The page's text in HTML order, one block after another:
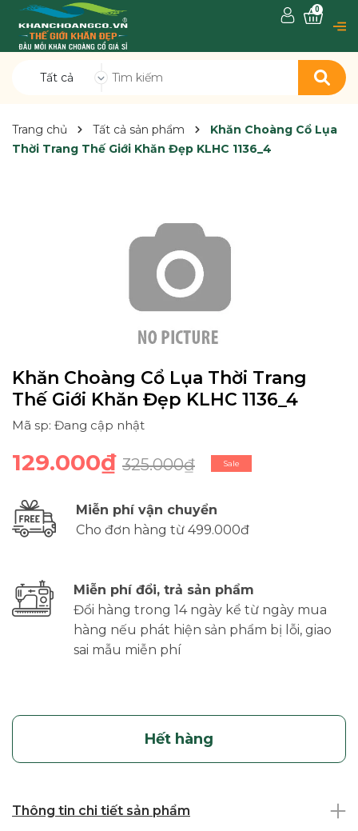
Tất cả
0
Trang chủ Tất cả sản phẩm
Khăn Choàng Cổ Lụa
Thời Trang Thế Giới Khăn Đẹp KLHC 1136_4
Khăn Choàng Cổ Lụa Thời Trang
Thế Giới Khăn Đẹp KLHC 1136_4
Mã sp: Đang cập nhật
129.000₫ 325.000₫ Sale
Miễn phí vận chuyển
Cho đơn hàng từ 499.000đ
Miễn phí đổi, trả sản phẩm
Đổi hàng trong 14 ngày kể từ ngày mua
hàng nếu phát hiện sản phẩm bị lỗi, giao
sai mẫu miễn phí
Hết hàng
Thông tin chi tiết sản phẩm